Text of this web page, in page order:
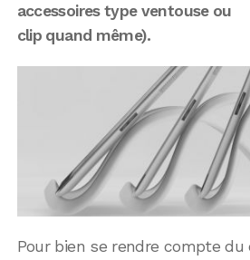
accessoires type ventouse ou
clip quand même).
Pour bien se rendre compte du